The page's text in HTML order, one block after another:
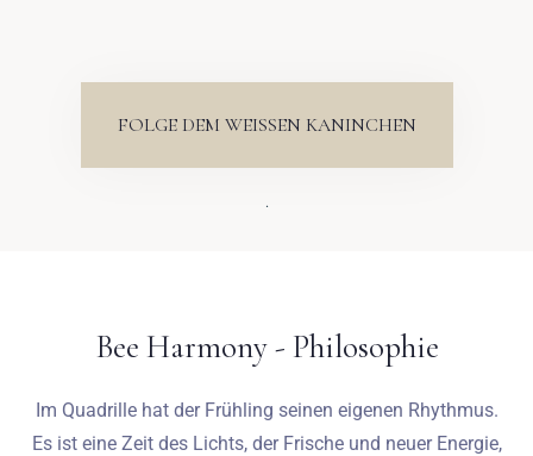
FOLGE DEM WEISSEN KANINCHEN
.
Bee Harmony - Philosophie
Im Quadrille hat der Frühling seinen eigenen Rhythmus.
Es ist eine Zeit des Lichts, der Frische und neuer Energie,